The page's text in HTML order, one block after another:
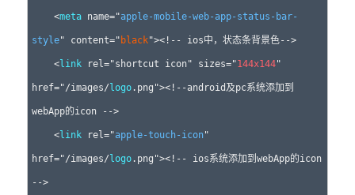
    <
meta name="apple-mobile-web-app-status-bar-
style" content=" black"><!-- ios中，状态条背景色-->
    <
link rel="shortcut icon" sizes="144x144"
href="/images/logo.png"><!--android及pc系统添加到
webApp的icon -->
    <
link rel="apple-touch-icon"
href="/images/logo.png"><!-- ios系统添加到webApp的icon
-->